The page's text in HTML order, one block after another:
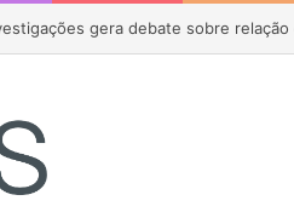
após julgamento sobre fundo